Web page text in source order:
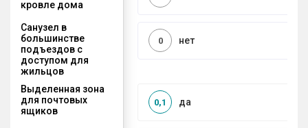
кровле дома
Санузел в
большинстве
подъездов с
доступом для
жильцов
нет
0
Выделенная зона
для почтовых
ящиков
да
0,1